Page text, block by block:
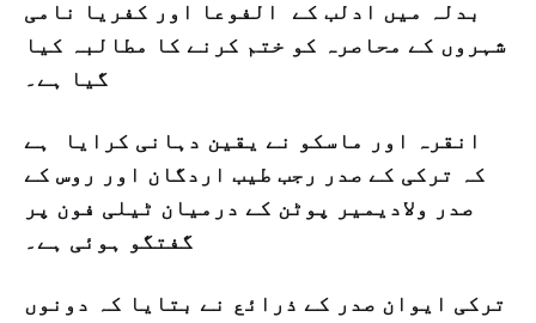
بدلہ میں ادلب کے الفوعا اور کفریا نامی
شہروں کے محاصرہ کو ختم کرنے کا مطالبہ کیا
گیا ہے۔
انقرہ اور ماسکو نے یقین دہانی کرایا ہے
کہ ترکی کے صدر رجب طیب اردگان اور روس کے
صدر ولادیمیر پوٹن کے درمیان ٹیلی فون پر
گفتگو ہوئی ہے۔
ترکی ایوان صدر کے ذرائع نے بتایا کہ دونوں